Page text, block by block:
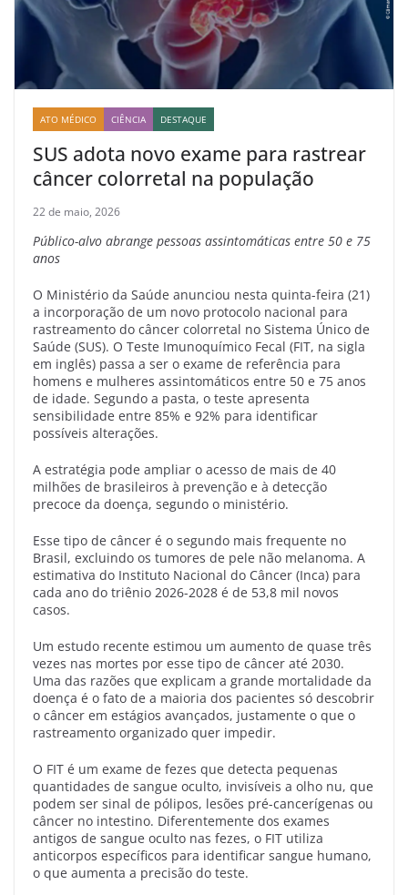
ATO MÉDICO CIÊNCIA DESTAQUE
SUS adota novo exame para rastrear
câncer colorretal na população
22 de maio, 2026
Público-alvo abrange pessoas assintomáticas entre 50 e 75
anos
O Ministério da Saúde anunciou nesta quinta-feira (21)
a incorporação de um novo protocolo nacional para
rastreamento do câncer colorretal no Sistema Único de
Saúde (SUS). O Teste Imunoquímico Fecal (FIT, na sigla
em inglês) passa a ser o exame de referência para
homens e mulheres assintomáticos entre 50 e 75 anos
de idade. Segundo a pasta, o teste apresenta
sensibilidade entre 85% e 92% para identificar
possíveis alterações.
A estratégia pode ampliar o acesso de mais de 40
milhões de brasileiros à prevenção e à detecção
precoce da doença, segundo o ministério.
Esse tipo de câncer é o segundo mais frequente no
Brasil, excluindo os tumores de pele não melanoma. A
estimativa do Instituto Nacional do Câncer (Inca) para
cada ano do triênio 2026-2028 é de 53,8 mil novos
casos.
Um estudo recente estimou um aumento de quase três
vezes nas mortes por esse tipo de câncer até 2030.
Uma das razões que explicam a grande mortalidade da
doença é o fato de a maioria dos pacientes só descobrir
o câncer em estágios avançados, justamente o que o
rastreamento organizado quer impedir.
O FIT é um exame de fezes que detecta pequenas
quantidades de sangue oculto, invisíveis a olho nu, que
podem ser sinal de pólipos, lesões pré-cancerígenas ou
câncer no intestino. Diferentemente dos exames
antigos de sangue oculto nas fezes, o FIT utiliza
anticorpos específicos para identificar sangue humano,
o que aumenta a precisão do teste.